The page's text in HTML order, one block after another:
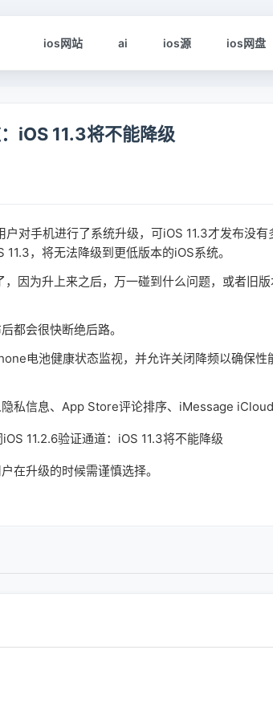
ios网站 ai ios源 ios网盘
iOS 11.3将不能降级
手机进行了系统升级，可iOS 11.3才发布没有
，将无法降级到更低版本的iOS系统。
为升上来之后，万一碰到什么问题，或者旧版
会很快断绝后路。
电池健康状态监视，并允许关闭降频以确保性
信息、App Store评论排序、iMessage iCloud
升级的时候需谨慎选择。